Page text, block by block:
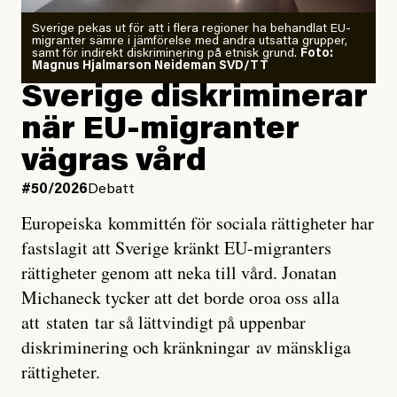
Zeke Hausfather är chockad igen efter att ha
analyserat hur de olika klimatmodellerna bedömer
läget för hur den begynnande El Niño-händelsen ska
utveckla sig. El Niño är ett återkommande
väderfenomen som uppstår när havsvattnet i delar av
Stilla havet blir ovanligt varmt. Det påverkar vädret
över stora delar av världen och under
forskare allt oftare varnat för att den här El Niñon
Det verkar vara en underdrift, menar nu Zeke
Hausfather.
”Det ser ut som att årets El Niño inte bara med stor
sannolikhet kommer att bli den starkaste sedan
tillförlitliga mätningar inleddes – den kan till och med
Sverige pekas ut för att i flera regioner ha behandlat EU-
migranter sämre i jämförelse med andra utsatta grupper,
samt för indirekt diskriminering på etnisk grund. Foto:
Magnus Hjalmarson Neideman SVD/TT
Sverige diskriminerar
när EU-migranter
vägras vård
#50/2026 Debatt
Europeiska kommittén för sociala rättigheter har
fastslagit att Sverige kränkt EU-migranters
rättigheter genom att neka till vård. Jonatan
Michaneck tycker att det borde oroa oss alla
att staten tar så lättvindigt på uppenbar
diskriminering och kränkningar av mänskliga
rättigheter.